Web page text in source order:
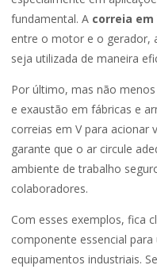
fundamental. A correia em
entre o motor e o gerador,
seja utilizada de maneira
Por último, mas não
e exaustão em fábricas e
correias em V para acionar
garante que o ar circule
ambiente de trabalho
colaboradores.
Com esses exemplos, fica
componente essencial
equipamentos industriais.